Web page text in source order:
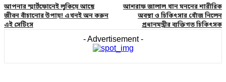
আপনার স্মার্টফোনেই লুকিয়ে আছে
জীবন বাঁচানোর উপায়! এখনই অন করুন
এই সেটিংস
আশরাফ জালাল খান মননের শারীরিক
অবস্থা ও চিকিৎসার খোঁজ নিলেন
প্রধানমন্ত্রীর ব্যক্তিগত চিকিৎসক
- Advertisement -